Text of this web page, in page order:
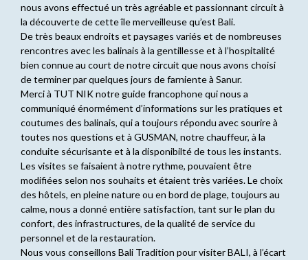
nous avons effectué un très agréable et passionnant circuit à
la découverte de cette île merveilleuse qu’est Bali.
De très beaux endroits et paysages variés et de nombreuses
rencontres avec les balinais à la gentillesse et à l’hospitalité
bien connue au court de notre circuit que nous avons choisi
de terminer par quelques jours de farniente à Sanur.
Merci à TUT NIK notre guide francophone qui nous a
communiqué énormément d’informations sur les pratiques et
coutumes des balinais, qui a toujours répondu avec sourire à
toutes nos questions et à GUSMAN, notre chauffeur, à la
conduite sécurisante et à la disponibilté de tous les instants.
Les visites se faisaient à notre rythme, pouvaient être
modifiées selon nos souhaits et étaient très variées. Le choix
des hôtels, en pleine nature ou en bord de plage, toujours au
calme, nous a donné entière satisfaction, tant sur le plan du
confort, des infrastructures, de la qualité de service du
personnel et de la restauration.
Nous vous conseillons Bali Tradition pour visiter BALI, à l’écart